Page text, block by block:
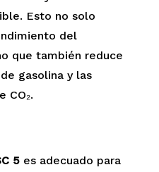
Esto no solo
del
que también reduce
gasolina y las
CO₂.
5es adecuado para